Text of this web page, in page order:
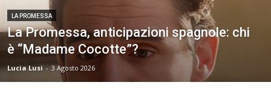
LA PROMESSA
La Promessa, anticipazioni spagnole: chi
è “Madame Cocotte”?
Lucia Lusi - 3 Agosto 2026